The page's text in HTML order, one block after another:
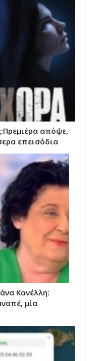
απόψε,
επεισόδια
Κανέλλη:
μία